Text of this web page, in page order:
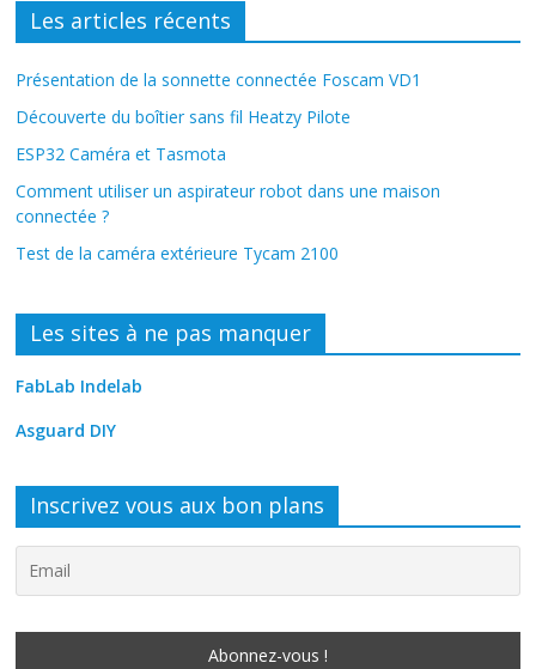
Les articles récents
Présentation de la sonnette connectée Foscam VD1
Découverte du boîtier sans fil Heatzy Pilote
ESP32 Caméra et Tasmota
Comment utiliser un aspirateur robot dans une maison
connectée ?
Test de la caméra extérieure Tycam 2100
Les sites à ne pas manquer
FabLab Indelab
Asguard DIY
Inscrivez vous aux bon plans